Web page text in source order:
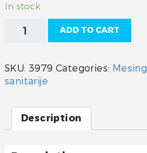
In stock
Koljeno
mesing
1/4"
quantity
ADD TO CART
SKU: 3979 Categories: Mesing
sanitarije
Description